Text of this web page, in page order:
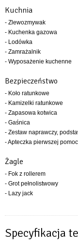
Kuchnia
- Zlewozmywak
- Kuchenka gazowa
- Lodówka
- Zamrażalnik
- Wyposażenie kuchenne
Bezpieczeństwo
- Koło ratunkowe
- Kamizelki ratunkowe
- Zapasowa kotwica
- Gaśnica
- Zestaw naprawczy,
- Apteczka pierwszej
Żagle
- Fok z rollerem
- Grot pełnolistwowy
- Lazy jack
Specyfikacja